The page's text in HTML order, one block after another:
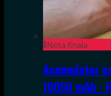
8Nota finala
Acumulator
10050 mAh -